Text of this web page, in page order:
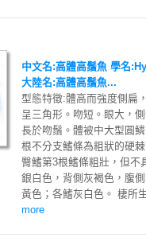
中文名:高體高鬚魚 學名
大陸名:高體高鬚魚...
型態特徵:體高而強度側扁
呈三角形。吻短。眼大，
長於吻鬚。體被中大型圓
根不分支鰭條為粗狀的硬
臀鰭第3根鰭條粗壯，但不
銀白色，背側灰褐色，腹
黃色；各鰭灰白色。 棲所
more